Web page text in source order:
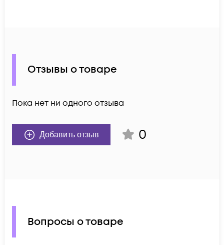
Отзывы о товаре
Пока нет ни одного отзыва
Добавить отзыв 0
Вопросы о товаре